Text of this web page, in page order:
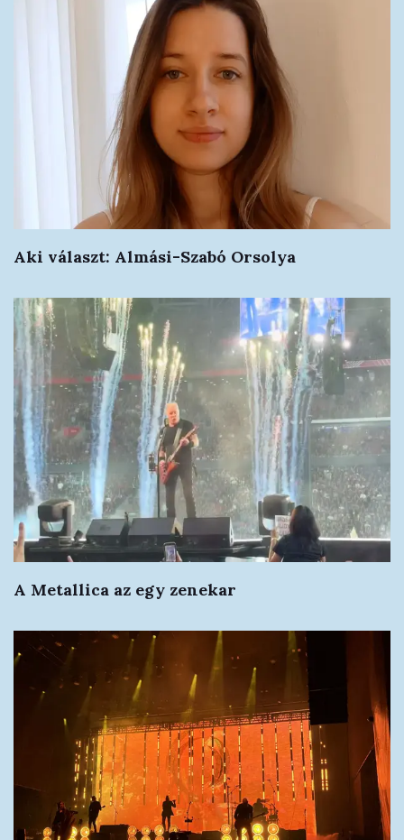
Aki választ: Almási-Szabó Orsolya
A Metallica az egy zenekar